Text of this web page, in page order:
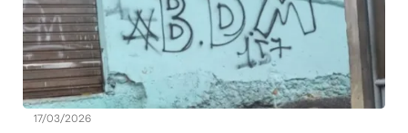
17/03/2026